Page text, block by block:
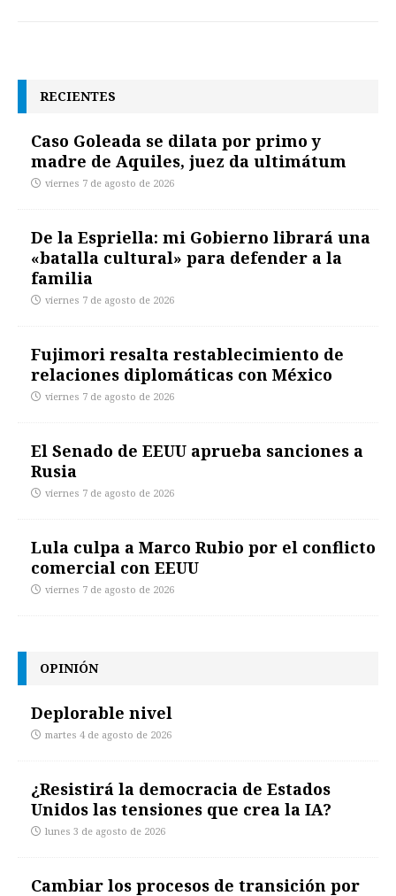
RECIENTES
Caso Goleada se dilata por primo y
madre de Aquiles, juez da ultimátum
viernes 7 de agosto de 2026
De la Espriella: mi Gobierno librará una
«batalla cultural» para defender a la
familia
viernes 7 de agosto de 2026
Fujimori resalta restablecimiento de
relaciones diplomáticas con México
viernes 7 de agosto de 2026
El Senado de EEUU aprueba sanciones a
Rusia
viernes 7 de agosto de 2026
Lula culpa a Marco Rubio por el conflicto
comercial con EEUU
viernes 7 de agosto de 2026
OPINIÓN
Deplorable nivel
martes 4 de agosto de 2026
¿Resistirá la democracia de Estados
Unidos las tensiones que crea la IA?
lunes 3 de agosto de 2026
Cambiar los procesos de transición por